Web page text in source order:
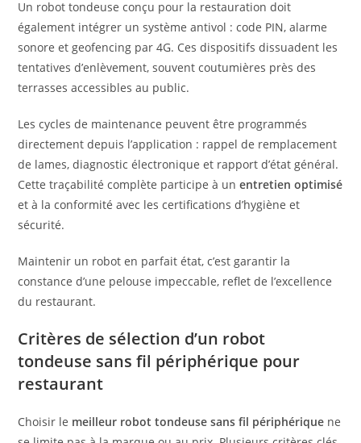
Un robot tondeuse conçu pour la restauration doit
également intégrer un système antivol : code PIN, alarme
sonore et geofencing par 4G. Ces dispositifs dissuadent les
tentatives d’enlèvement, souvent coutumières près des
terrasses accessibles au public.
Les cycles de maintenance peuvent être programmés
directement depuis l’application : rappel de remplacement
de lames, diagnostic électronique et rapport d’état général.
Cette traçabilité complète participe à unentretien optimisé
et à la conformité avec les certifications d’hygiène et
sécurité.
Maintenir un robot en parfait état, c’est garantir la
constance d’une pelouse impeccable, reflet de l’excellence
du restaurant.
Critères de sélection d’un robot
tondeuse sans fil périphérique pour
restaurant
Choisir le meilleur robot tondeuse sans fil périphérique ne